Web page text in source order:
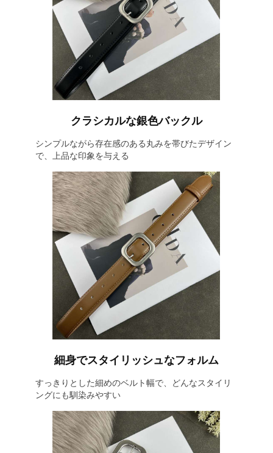
クラシカルな銀色バックル
シンプルながら存在感のある丸みを帯びたデザイン
で、上品な印象を与える
細身でスタイリッシュなフォルム
すっきりとした細めのベルト幅で、どんなスタイリ
ングにも馴染みやすい